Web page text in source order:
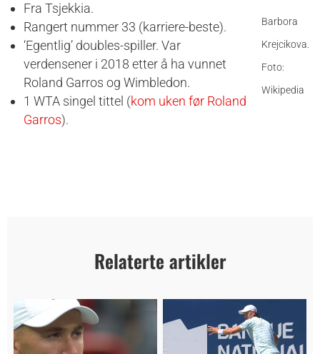
Barbora
Krejcikova.
Foto:
Wikipedia
Fra Tsjekkia.
Rangert nummer 33 (karriere-beste).
‘Egentlig’ doubles-spiller. Var
verdensener i 2018 etter å ha vunnet
Roland Garros og Wimbledon.
1 WTA singel tittel (kom uken før Roland
Garros).
Relaterte artikler